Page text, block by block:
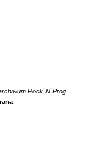
Rock`N`Prog